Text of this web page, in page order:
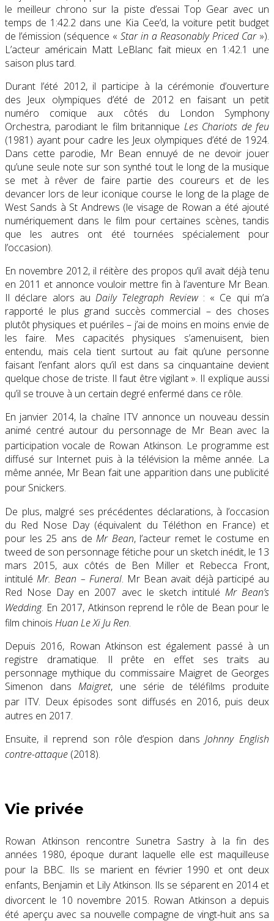
le meilleur chrono sur la piste d’essai Top Gear avec un
temps de 1:42.2 dans une Kia Cee’d, la voiture petit budget
de l’émission (séquence « Star in a Reasonably Priced Car»).
L’acteur américain Matt LeBlanc fait mieux en 1:42.1 une
saison plus tard.
Durant l’été 2012, il participe à la cérémonie d’ouverture
des Jeux olympiques d’été de 2012 en faisant un petit
numéro comique aux côtés du London Symphony
Orchestra, parodiant le film britannique Les Chariots de feu
(1981) ayant pour cadre les Jeux olympiques d’été de 1924.
Dans cette parodie, Mr Bean ennuyé de ne devoir jouer
qu’une seule note sur son synthé tout le long de la musique
se met à rêver de faire partie des coureurs et de les
devancer lors de leur iconique course le long de la plage de
West Sands à St Andrews (le visage de Rowan a été ajouté
numériquement dans le film pour certaines scènes, tandis
que les autres ont été tournées spécialement pour
l’occasion).
En novembre 2012, il réitère des propos qu’il avait déjà tenu
en 2011 et annonce vouloir mettre fin à l’aventure Mr Bean.
Il déclare alors auDaily Telegraph Review: « Ce qui m’a
rapporté le plus grand succès commercial – des choses
plutôt physiques et puériles – j’ai de moins en moins envie de
les faire. Mes capacités physiques s’amenuisent, bien
entendu, mais cela tient surtout au fait qu’une personne
faisant l’enfant alors qu’il est dans sa cinquantaine devient
quelque chose de triste. Il faut être vigilant ». Il explique aussi
qu’il se trouve à un certain degré enfermé dans ce rôle.
En janvier 2014, la chaîne ITV annonce un nouveau dessin
animé centré autour du personnage de Mr Bean avec la
participation vocale de Rowan Atkinson. Le programme est
diffusé sur Internet puis à la télévision la même année. La
même année, Mr Bean fait une apparition dans une publicité
pour Snickers.
De plus, malgré ses précédentes déclarations, à l’occasion
du Red Nose Day (équivalent du Téléthon en France) et
pour les 25 ans deMr Bean, l’acteur remet le costume en
tweed de son personnage fétiche pour un sketch inédit, le 13
mars 2015, aux côtés de Ben Miller et Rebecca Front,
intituléMr. Bean – Funeral. Mr Bean avait déjà participé au
Red Nose Day en 2007 avec le sketch intitulé Mr Bean’s
Wedding. En 2017, Atkinson reprend le rôle de Bean pour le
film chinois Huan Le Xi Ju Ren.
Depuis 2016, Rowan Atkinson est également passé à un
registre dramatique. Il prête en effet ses traits au
personnage mythique du commissaire Maigret de Georges
Simenon dansMaigret, une série de téléfilms produite
par ITV. Deux épisodes sont diffusés en 2016, puis deux
autres en 2017.
Ensuite, il reprend son rôle d’espion dansJohnny English
contre-attaque (2018).
Vie privée
Rowan Atkinson rencontre Sunetra Sastry à la fin des
années 1980, époque durant laquelle elle est maquilleuse
pour la BBC. Ils se marient en février 1990 et ont deux
enfants, Benjamin et Lily Atkinson. Ils se séparent en 2014 et
divorcent le 10 novembre 2015. Rowan Atkinson a depuis
été aperçu avec sa nouvelle compagne de vingt-huit ans sa